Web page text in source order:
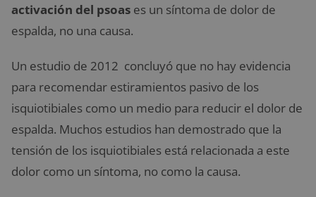
activación del psoas es un síntoma de dolor de
espalda, no una causa.
Un estudio de 2012 concluyó que no hay evidencia
para recomendar estiramientos pasivo de los
isquiotibiales como un medio para reducir el dolor de
espalda. Muchos estudios han demostrado que la
tensión de los isquiotibiales está relacionada a este
dolor como un síntoma, no como la causa.